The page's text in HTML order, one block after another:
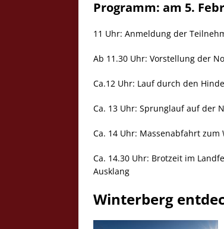
Programm: am 5.
11 Uhr: Anmeldung der
Ab 11.30 Uhr: Vorstellung der
Ca.12 Uhr: Lauf durch den
Ca. 13 Uhr: Sprunglauf auf der
Ca. 14 Uhr: Massenabfahrt
Ca. 14.30 Uhr: Brotzeit im
Ausklang
Winterberg